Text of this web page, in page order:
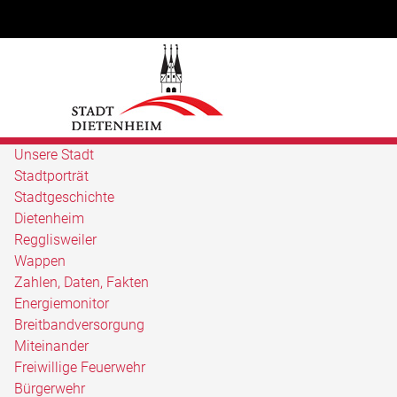
Unsere Stadt
Stadtporträt
Stadtgeschichte
Dietenheim
Regglisweiler
Wappen
Zahlen, Daten, Fakten
Energiemonitor
Breitbandversorgung
Miteinander
Freiwillige Feuerwehr
Bürgerwehr